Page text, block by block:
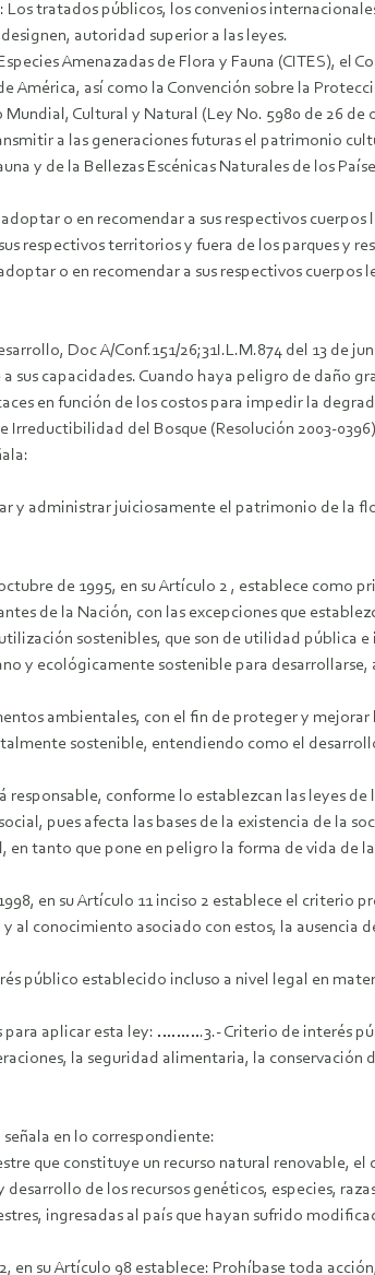
Los tratados públicos, los convenios
autoridad superior a las leyes.
Amenazadas de Flora y Fauna (CITES), el
América, así como la Convención sobre la
Cultural y Natural (Ley No. 5980 de 26
a las generaciones futuras el patrimonio
y de la Bellezas Escénicas Naturales de los
o en recomendar a sus respectivos
respectivos territorios y fuera de los parques y
o en recomendar a sus respectivos
Doc A/Conf.151/26;31I.L.M.874 del 13 de
capacidades. Cuando haya peligro de daño
en función de los costos para impedir la
Irreductibilidad del Bosque (Resolución 2003-
y administrar juiciosamente el patrimonio de la
de 1995, en su Artículo 2 , establece como
de la Nación, con las excepciones que
sostenibles, que son de utilidad pública e
y ecológicamente sostenible para
ambientales, con el fin de proteger y
sostenible, entendiendo como el
conforme lo establezcan las leyes
pues afecta las bases de la existencia de la
tanto que pone en peligro la forma de vida de
en su Artículo 11 inciso 2 establece el
al conocimiento asociado con estos, la
público establecido incluso a nivel legal en
para aplicar esta ley: ……….3.- Criterio de interés
la seguridad alimentaria, la
señala en lo correspondiente:
que constituye un recurso natural renovable,
de los recursos genéticos, especies,
ingresadas al país que hayan sufrido
en su Artículo 98 establece: Prohíbase toda